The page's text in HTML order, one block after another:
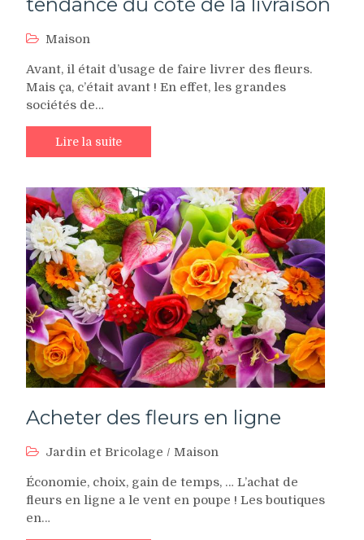
Maison
Avant, il était d’usage de faire livrer des fleurs.
Mais ça, c’était avant ! En effet, les grandes
sociétés de…
Lire la suite
Acheter des fleurs en ligne
Jardin et Bricolage / Maison
Économie, choix, gain de temps, … L’achat de
fleurs en ligne a le vent en poupe ! Les boutiques
en…